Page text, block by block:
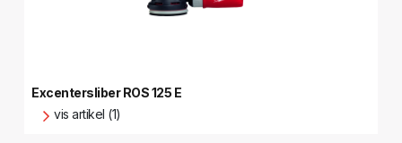
Excentersliber ROS 125 E
vis artikel (1)